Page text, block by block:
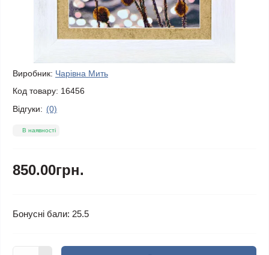
Виробник: Чарівна Мить
Код товару: 16456
Відгуки: (0)
В наявності
850.00грн.
Бонусні бали: 25.5